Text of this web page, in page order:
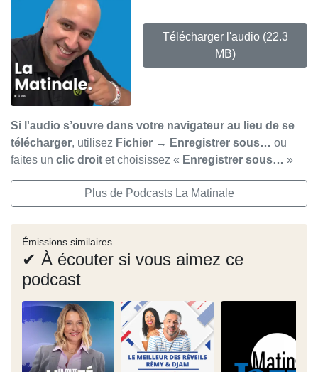
Télécharger l'audio (22.3
MB)
Si l'audio s’ouvre dans votre navigateur au lieu de se
télécharger, utilisez Fichier → Enregistrer sous… ou
faites un clic droit et choisissez « Enregistrer sous… »
Plus de Podcasts La Matinale
Émissions similaires
✔ À écouter si vous aimez ce
podcast